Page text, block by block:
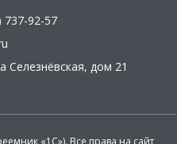
737-92-57
Селезнёвская, дом 21